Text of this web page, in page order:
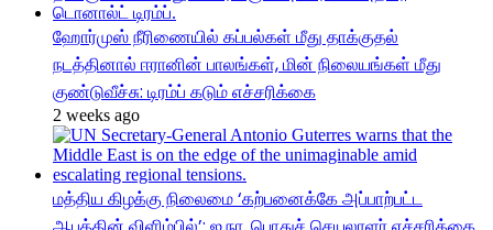
ஹோர்முஸ் நீரிணையில் கப்பல்கள் மீது தாக்குதல்
நடத்தினால் ஈரானின் பாலங்கள், மின் நிலையங்கள் மீது
குண்டுவீச்சு: டிரம்ப் கடும் எச்சரிக்கை
2 weeks ago
மத்திய கிழக்கு நிலைமை ‘கற்பனைக்கே அப்பாற்பட்ட